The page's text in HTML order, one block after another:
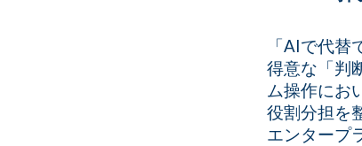
「AIで代
得意な「判
ム操作にお
役割分担を
エンタープ